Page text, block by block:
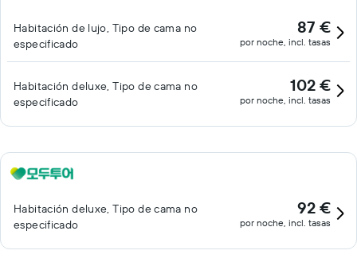
Habitación de lujo, Tipo de cama no
especificado
87 €
por noche, incl. tasas
Habitación deluxe, Tipo de cama no
especificado
102 €
por noche, incl. tasas
Habitación deluxe, Tipo de cama no
especificado
92 €
por noche, incl. tasas